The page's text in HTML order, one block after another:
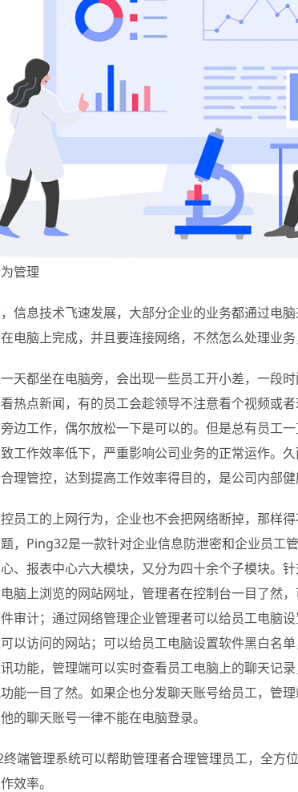
管理
信息技术飞速发展，大部分企业的业务都通过电
电脑上完成，并且要连接网络，不然怎么处理业务
天都坐在电脑旁，会出现一些员工开小差，一段
热点新闻，有的员工会趁领导不注意看个视频或
边工作，偶尔放松一下是可以的。但是总有员工
工作效率低下，严重影响公司业务的正常运作。
理管控，达到提高工作效率得目的，是公司内部健
员工的上网行为，企业也不会把网络断掉，那样
，Ping32是一款针对企业信息防泄密和企业员工
、报表中心六大模块，又分为四十余个子模块。
脑上浏览的网站网址，管理者在控制台一目了然
审计；通过网络管理企业管理者可以给员工电脑
以访问的网站；可以给员工电脑设置软件黑白名
功能，管理端可以实时查看员工电脑上的聊天记
能一目了然。如果企也分发聊天账号给员工，管
的聊天账号一律不能在电脑登录。
端管理系统可以帮助管理者合理管理员工，全方
效率。